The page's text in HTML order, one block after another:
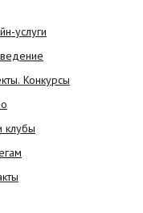
услуги
Конкурсы
клубы